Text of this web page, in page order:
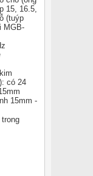
15, 16.5,
(tuýp
MGB-
có 24
15mm -